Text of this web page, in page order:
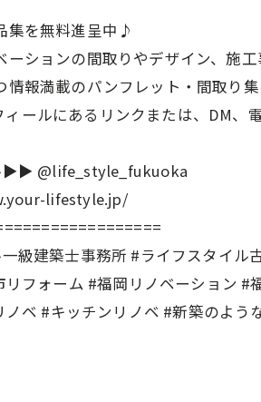
を無料進呈中♪
ーションの間取りやデザイン、施工
情報満載のパンフレット・間取り
ールにあるリンクまたは、DM、
▶︎▶︎ @life_style_fukuoka
lifestyle.jp/
級建築士事務所 #ライフスタイ
リフォーム #福岡リノベーション
ベ #キッチンリノベ #新築のよ